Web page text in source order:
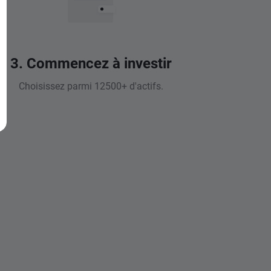
3. Commencez à investir
Choisissez parmi 12500+ d'actifs.